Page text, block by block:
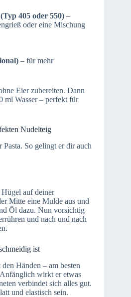
405 oder 550) –
oder eine Mischung
– für mehr
Eier zubereiten. Dann
ml Wasser – perfekt für
Nudelteig
So gelingt er dir auch
auf deiner
Mitte eine Mulde aus und
Öl dazu. Nun vorsichtig
und nach und nach
ist
Händen – am besten
wirkt er etwas
verbindet sich alles gut.
und elastisch sein.